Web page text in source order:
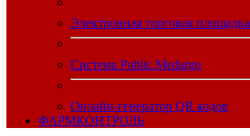
Электронная торговая площадка
Система Public.Medargo
Онлайн-генератор QR кодов
ФАРМКОНТРОЛЬ